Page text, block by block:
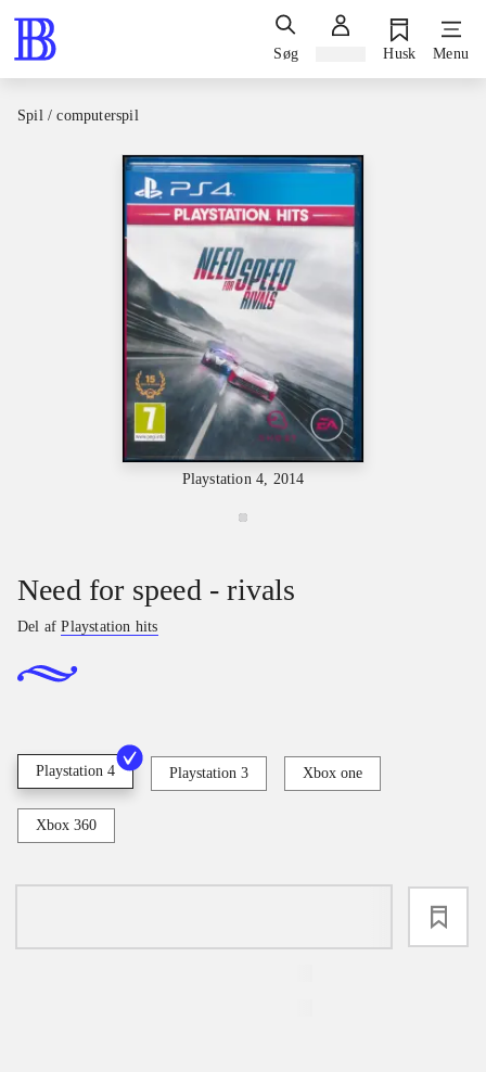
Søg Husk Menu
Spil / computerspil
Playstation 4, 2014
Need for speed - rivals
Del afPlaystation hits
Playstation 4 Playstation 3 Xbox one
Xbox 360